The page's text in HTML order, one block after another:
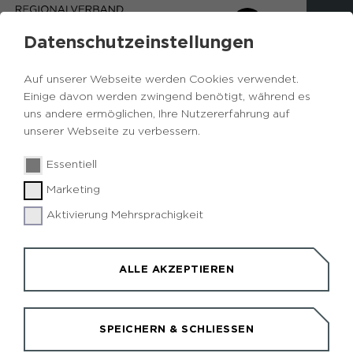
EINKEHREN UND
ÜBERNACHTEN
Datenschutzeinstellungen
Auf unserer Webseite werden Cookies verwendet.
Einige davon werden zwingend benötigt, während es
uns andere ermöglichen, Ihre Nutzererfahrung auf
unserer Webseite zu verbessern.
Essentiell
Marketing
Aktivierung Mehrsprachigkeit
ALLE AKZEPTIEREN
SPEICHERN & SCHLIESSEN